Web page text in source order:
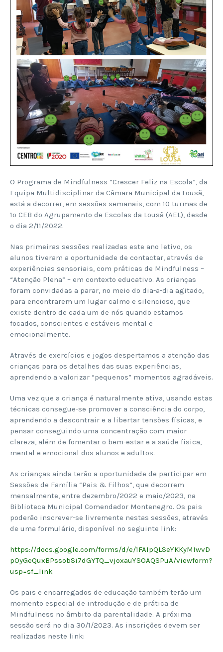
O Programa de Mindfulness “Crescer Feliz na Escola”, da
Equipa Multidisciplinar da Câmara Municipal da Lousã,
está a decorrer, em sessões semanais, com 10 turmas de
1º CEB do Agrupamento de Escolas da Lousã (AEL), desde
o dia 2/11/2022.
Nas primeiras sessões realizadas este ano letivo, os
alunos tiveram a oportunidade de contactar, através de
experiências sensoriais, com práticas de Mindfulness –
“Atenção Plena” – em contexto educativo. As crianças
foram convidadas a parar, no meio do dia-a-dia agitado,
para encontrarem um lugar calmo e silencioso, que
existe dentro de cada um de nós quando estamos
focados, conscientes e estáveis mental e
emocionalmente.
Através de exercícios e jogos despertamos a atenção das
crianças para os detalhes das suas experiências,
aprendendo a valorizar “pequenos” momentos agradáveis.
Uma vez que a criança é naturalmente ativa, usando estas
técnicas consegue-se promover a consciência do corpo,
aprendendo a descontrair e a libertar tensões físicas, e
pensar conseguindo uma concentração com maior
clareza, além de fomentar o bem-estar e a saúde física,
mental e emocional dos alunos e adultos.
As crianças ainda terão a oportunidade de participar em
Sessões de Família “Pais & Filhos”, que decorrem
mensalmente, entre dezembro/2022 e maio/2023, na
Biblioteca Municipal Comendador Montenegro. Os pais
poderão inscrever-se livremente nestas sessões, através
de uma formulário, disponível no seguinte link:
https://docs.google.com/forms/d/e/1FAIpQLSeYKKyMIwvD
pOyGeQuxBPssobSi7dGYTQ_vjoxauYSOAQSPuA/viewform?
usp=sf_link
Os pais e encarregados de educação também terão um
momento especial de introdução e de prática de
Mindfulness no âmbito da parentalidade. A próxima
sessão será no dia 30/1/2023. As inscrições devem ser
realizadas neste link: